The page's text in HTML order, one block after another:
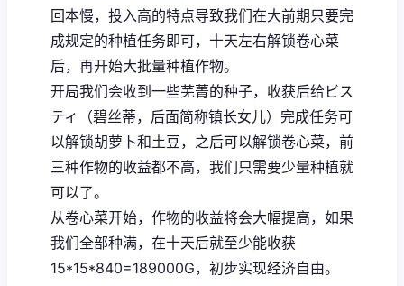
回本慢，投入高的特点导致我们在大前期只要完
成规定的种植任务即可，十天左右解锁卷心菜
后，再开始大批量种植作物。
开局我们会收到一些芜菁的种子，收获后给ビス
ティ（碧丝蒂，后面简称镇长女儿）完成任务可
以解锁胡萝卜和土豆，之后可以解锁卷心菜，前
三种作物的收益都不高，我们只需要少量种植就
可以了。
从卷心菜开始，作物的收益将会大幅提高，如果
我们全部种满，在十天后就至少能收获
15*15*840=189000G，初步实现经济自由。